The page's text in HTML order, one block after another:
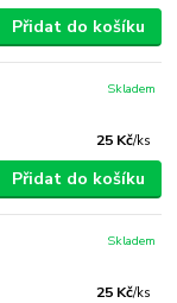
Přidat do košíku
25 Kč/ks
Skladem
Přidat do košíku
25 Kč/ks
Skladem